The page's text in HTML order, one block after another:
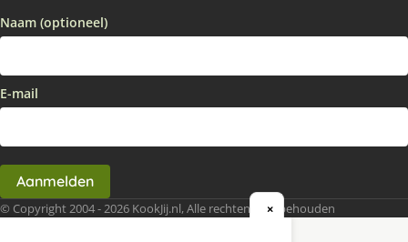
Naam (optioneel)
E-mail
Aanmelden
© Copyright 2004 - 2026 KookJij.nl, Alle rechten voorbehouden
×